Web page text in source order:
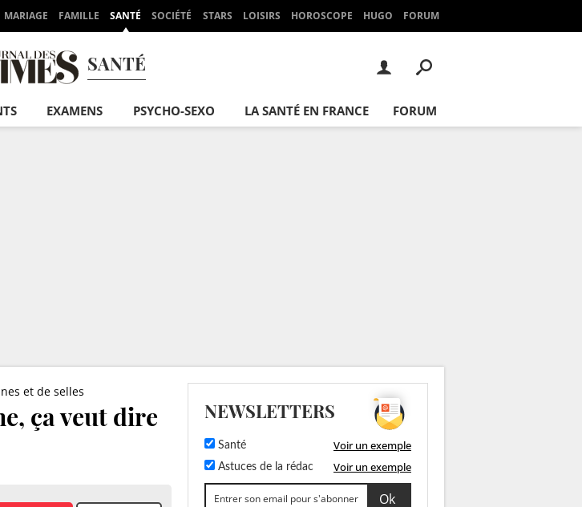
MARIAGE FAMILLE SANTÉ SOCIÉTÉ STARS LOISIRS HOROSCOPE HUGO FORUM
SANTÉ
EXAMENS PSYCHO-SEXO LA SANTÉ EN FRANCE FORUM
et de selles
ça veut dire
NEWSLETTERS
Santé Voir un exemple
Astuces de la rédac Voir un exemple